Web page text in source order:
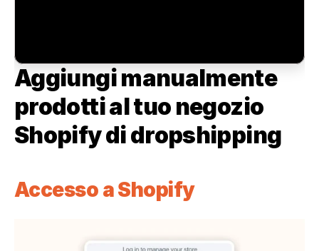
Aggiungi manualmente
prodotti al tuo negozio
Shopify di dropshipping
Accesso a Shopify